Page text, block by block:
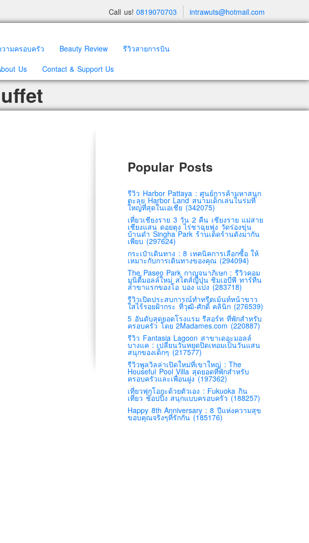
intrawuts@hotmail.com
Call us! 0819070703
ามครอบครัว Beauty Review
รีวิวสายการบิน
Us Contact & Support Us
Popular Posts
รีวิว Harbor Pattaya : ศูนย์การค้ามหาสนุก
ตะลุย Harbor Land สนามเด็กเล่นในร่มที่
ใหญ่ที่สุดในเอเชีย (342075)
เที่ยวเชียงราย 3 วัน 2 คืน เชียงราย แม่สาย
เชียงแสน ดอยตุง ไร่ชาฉุยฟง วัดร่องขุ่น
บ้านดำ Singha Park ร้านเด็ดร้านดังมากัน
เพียบ (297624)
กระเป๋าเดินทาง : 8 เทคนิคการเลือกซื้อ ให้
เหมาะกับการเดินทางของคุณ (294094)
The Paseo Park กาญจนาภิเษก : รีวิวคอม
มูนิตี้มอลล์ใหม่ สไตส์ญี่ปุ่น ชิมเอบีพี ทาร์ทีน
สาขาแรกของโอ บอง แปง (283718)
รีวิวเปิดประสบการณ์ทำทรีตเม้นท์หน้าขาว
ใสไร้รอยฝ้ากระ ที่วุฒิ-ศักดิ์ คลินิก (276539)
5 อันดับสุดยอดโรงแรม รีสอร์ท ที่พักสำหรับ
ครอบครัว โดย 2Madames.com (220887)
รีวิว Fantasia Lagoon สาขาเดอะมอลล์
บางแค : เปลี่ยนวันหยุดปิดเทอมเป็นวันแสน
สนุกของเด็กๆ (217577)
รีวิวพูลวิลล่าเปิดใหม่ที่เขาใหญ่ : The
Houseful Pool Villa สุดยอดที่พักสำหรับ
ครอบครัวและเพื่อนฝูง (197362)
เที่ยวฟุกุโอกะด้วยตัวเอง : Fukuoka กิน
เที่ยว ช้อปปิ้ง สนุกแบบครอบครัว (188257)
Happy 8th Anniversary : 8 ปีแห่งความสุข
ขอบคุณจริงๆที่รักกัน (185176)